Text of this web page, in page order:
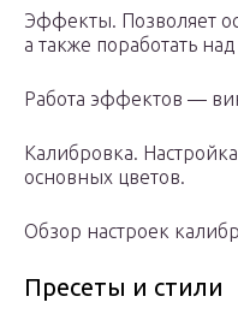
Эффекты. Позволяет
а также поработать
Работа эффектов —
Калибровка.
основных цветов.
Обзор настроек
Пресеты и стили